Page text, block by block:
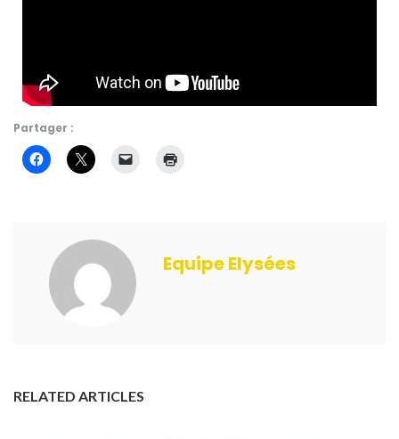
Partager :
Equipe Elysées
RELATED ARTICLES